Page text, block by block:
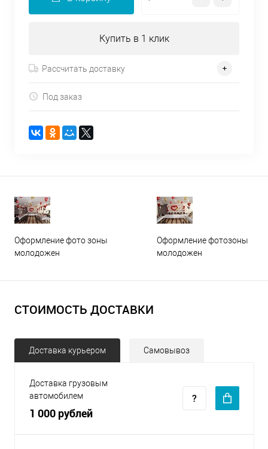
Купить в 1 клик
Рассчитать доставку
Под заказ
Оформление фото зоны
молодожен
Оформление фотозоны
молодожен
СТОИМОСТЬ ДОСТАВКИ
Доставка курьером Самовывоз
Доставка грузовым
автомобилем
1 000 рублей